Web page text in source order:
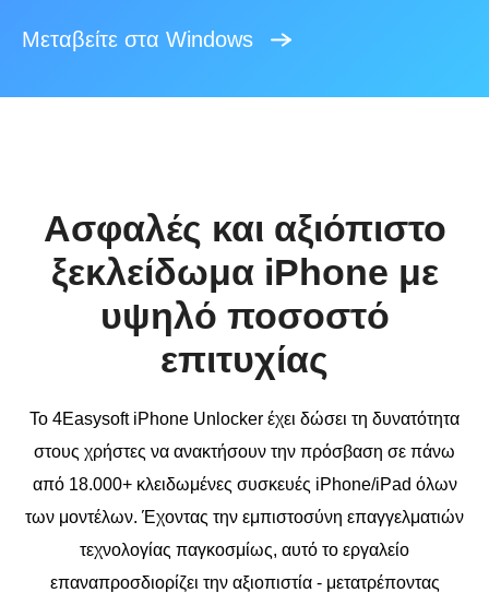
Μεταβείτε στα Windows
Ασφαλές και αξιόπιστο
ξεκλείδωμα iPhone με
υψηλό ποσοστό
επιτυχίας
Το 4Easysoft iPhone Unlocker έχει δώσει τη δυνατότητα
στους χρήστες να ανακτήσουν την πρόσβαση σε πάνω
από 18.000+ κλειδωμένες συσκευές iPhone/iPad όλων
των μοντέλων. Έχοντας την εμπιστοσύνη επαγγελματιών
τεχνολογίας παγκοσμίως, αυτό το εργαλείο
επαναπροσδιορίζει την αξιοπιστία - μετατρέποντας